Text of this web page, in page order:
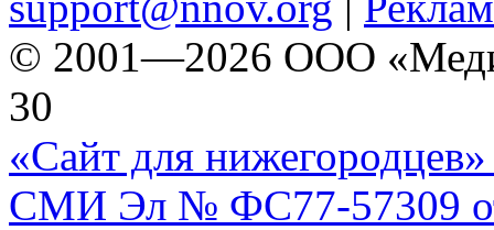
© 2001—2026 ООО
30
«Сайт для нижегородцев»
СМИ Эл № ФС77-57309